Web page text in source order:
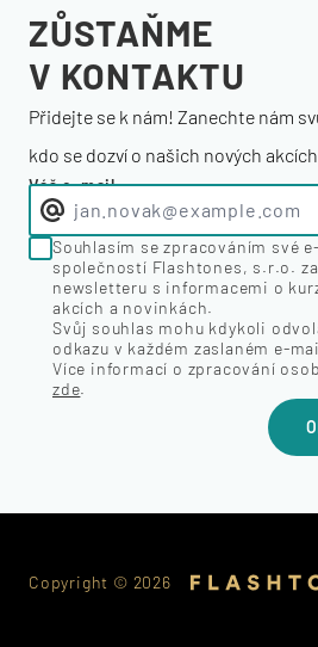
ZŮSTAŇME
V KONTAKTU
Přidejte se k nám! Zanechte nám
kdo se dozví o našich nových
Váš e-mail
Souhlasím se zpracováním své
společností Flashtones, s.r.o.
newsletteru s informacemi o
akcích a novinkách.
Svůj souhlas mohu kdykoli
odkazu v každém zaslaném e-
Více informací o zpracování
zde.
Copyright © 2026